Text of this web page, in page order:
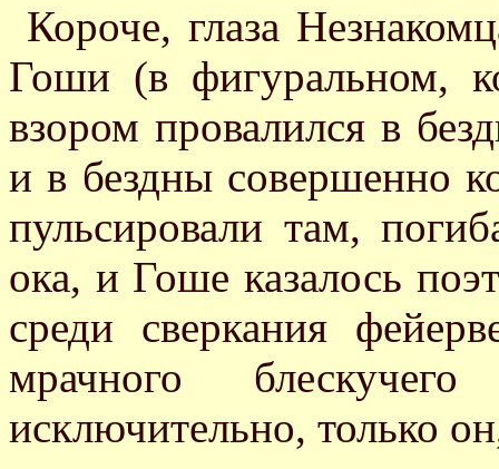
Короче, глаза
Гоши (в фигуральном,
взором провалился в
и в бездны совершенно
пульсировали там,
ока, и Гоше казалось
среди сверкания
мрачного
исключительно, только